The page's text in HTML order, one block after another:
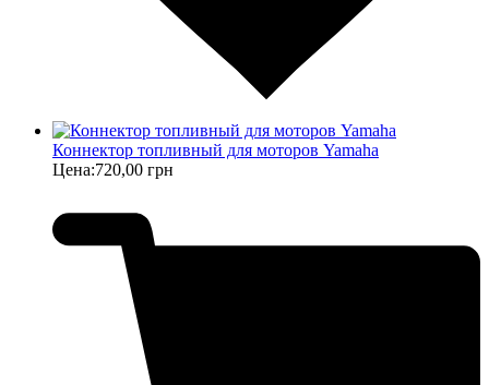
Коннектор топливный для моторов Yamaha
Цена:720,00 грн